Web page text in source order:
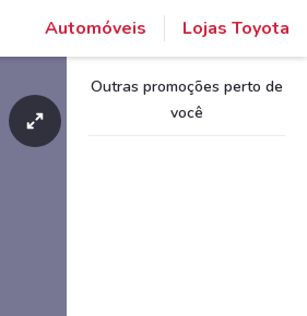
Automóveis Lojas Toyota
Outras promoções perto de
você